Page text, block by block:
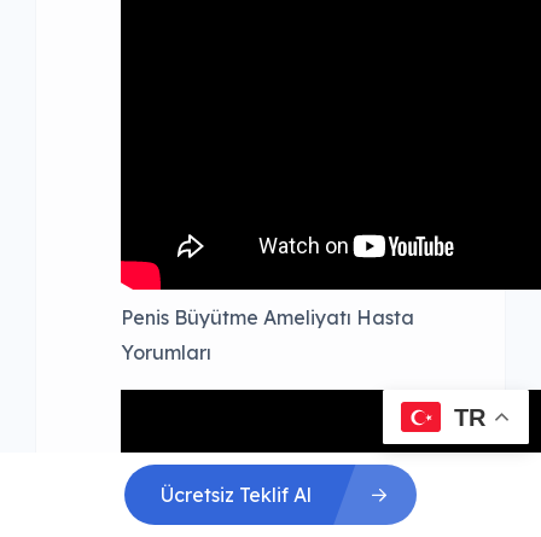
Ücretsiz Teklif Al
Penis Büyütme Ameliyatı Hasta
Yorumları
TR